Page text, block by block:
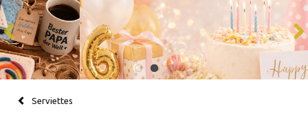
Serviettes